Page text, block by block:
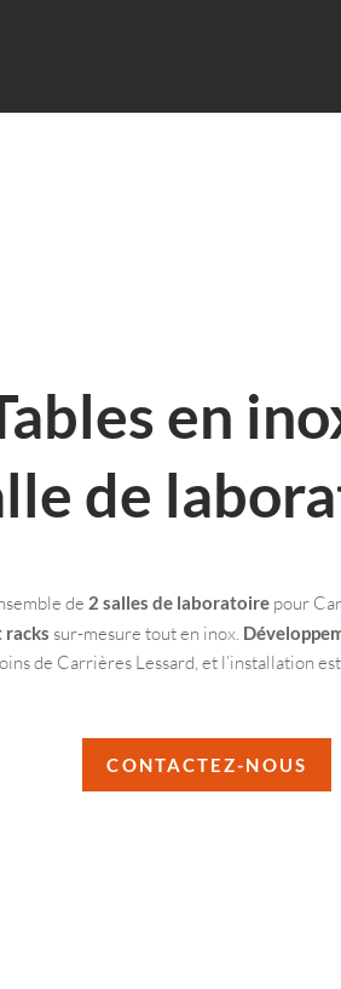
en
de
de2 salles de laboratoire pour
racks sur-mesure tout en inox.
de Carrières Lessard, et l’installation
CONTACTEZ-NOUS